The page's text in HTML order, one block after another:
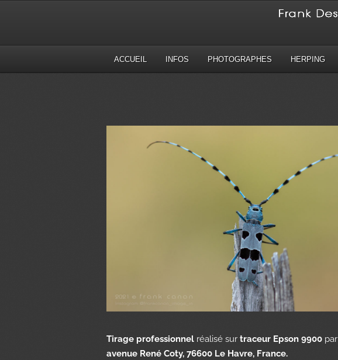
ACCUEIL INFOS PHOTOGRAPHES HERPING
Tirage professionnel réalisé sur traceur Epson 9900 par
avenue René Coty, 76600 Le Havre, France.